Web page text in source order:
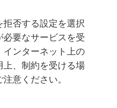
否する設定を選択
必要なサービスを受
インターネット上の
、制約を受ける場
意ください。